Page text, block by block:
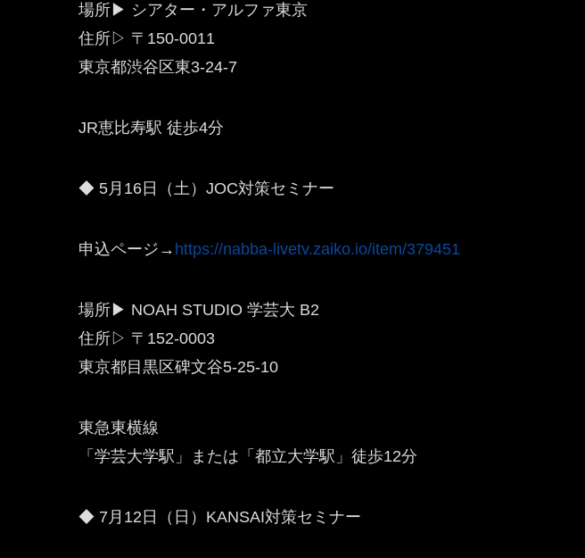
場所▶ シアター・アルファ東京
住所▷ 〒150-0011
東京都渋谷区東3-24-7
JR恵比寿駅 徒歩4分
◆ 5月16日（土）JOC対策セミナー
申込ページ→ https://nabba-livetv.zaiko.io/item/379451
場所▶ NOAH STUDIO 学芸大 B2
住所▷ 〒152-0003
東京都目黒区碑文谷5-25-10
東急東横線
「学芸大学駅」または「都立大学駅」徒歩12分
◆ 7月12日（日）KANSAI対策セミナー